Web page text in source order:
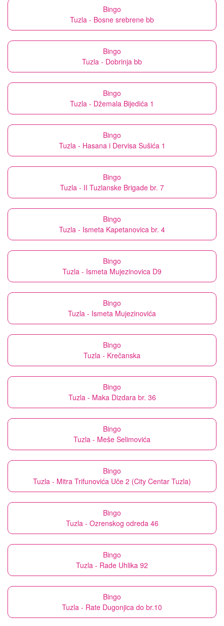
Bingo
Tuzla - Bosne srebrene bb
Bingo
Tuzla - Dobrinja bb
Bingo
Tuzla - Džemala Bijedića 1
Bingo
Tuzla - Hasana i Dervisa Sušića 1
Bingo
Tuzla - II Tuzlanske Brigade br. 7
Bingo
Tuzla - Ismeta Kapetanovica br. 4
Bingo
Tuzla - Ismeta Mujezinovica D9
Bingo
Tuzla - Ismeta Mujezinovića
Bingo
Tuzla - Krečanska
Bingo
Tuzla - Maka Dizdara br. 36
Bingo
Tuzla - Meše Selimovića
Bingo
Tuzla - Mitra Trifunovića Uče 2 (City Centar Tuzla)
Bingo
Tuzla - Ozrenskog odreda 46
Bingo
Tuzla - Rade Uhlika 92
Bingo
Tuzla - Rate Dugonjica do br.10